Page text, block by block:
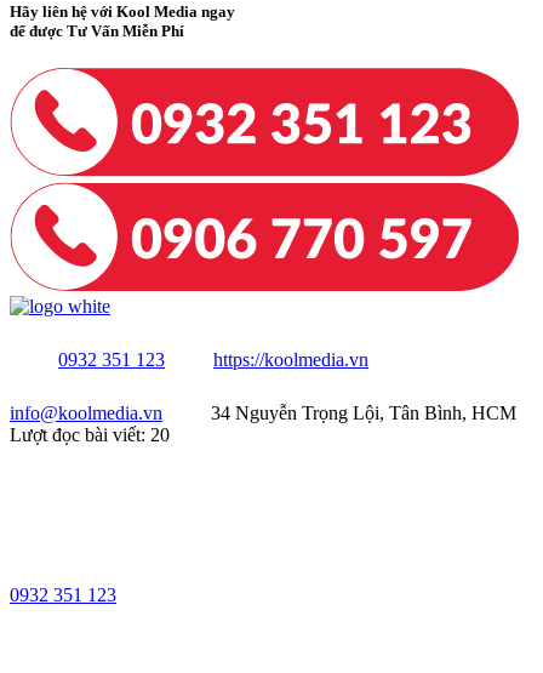
Hãy liên hệ với Kool Media ngay
để được Tư Vấn Miễn Phí
0932 351 123 https://koolmedia.vn
info@koolmedia.vn
34 Nguyễn Trọng Lội, Tân Bình, HCM
Lượt đọc bài viết: 20
0932 351 123